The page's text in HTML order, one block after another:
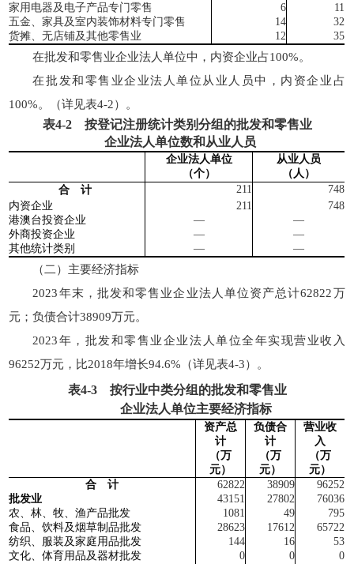
家用电器及电子产品专门零售
6
11
五金、家具及室内装饰材料专门零售
14
32
货摊、无店铺及其他零售业
12 35
在批发和零售业企业法人单位中，内资企业占100%。
在批发和零售业企业法人单位从业人员中，内资企业占
100%。（详见表4-2）。
表4-2按登记注册统计类别分组的批发和零售业
企业法人单位数和从业人员
企业法人单位
（个）
从业人员
（人）
合 计
211
748
内资企业
211
748
港澳台投资企业
—
—
外商投资企业
—
—
其他统计类别
— —
（二）主要经济指标
2023年末，批发和零售业企业法人单位资产总计62822万
元；负债合计38909万元。
2023年，批发和零售业企业法人单位全年实现营业收入
96252万元，比2018年增长94.6%（详见表4-3）。
表4-3按行业中类分组的批发和零售业
企业法人单位主要经济指标
资产总
计
（万
元）
负债合
计
（万
元）
营业收
入
（万
元）
合 计
62822 38909
96252
批发业
43151 27802
76036
农、林、牧、渔产品批发
1081 49
795
食品、饮料及烟草制品批发
28623 17612
65722
纺织、服装及家庭用品批发
144 16
53
文化、体育用品及器材批发
0 0
0